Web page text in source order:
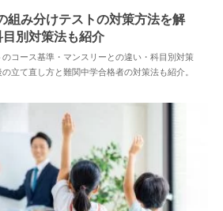
2026.07.10
組み分けテストの対策方法を解
別対策法も紹介
コース基準・マンスリーとの違い・科目別対策
立て直し方と難関中学合格者の対策法も紹介。